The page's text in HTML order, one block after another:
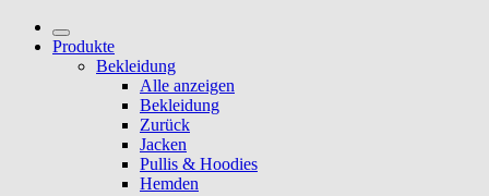
Produkte
Bekleidung
Alle anzeigen
Bekleidung
Zurück
Jacken
Pullis & Hoodies
Hemden